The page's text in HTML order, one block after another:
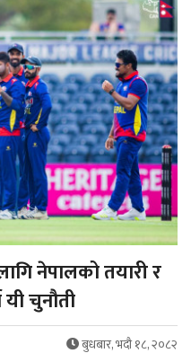
नेपालको तयारी र
यी चुनौती
बुधबार, भदौ १८, २०८२